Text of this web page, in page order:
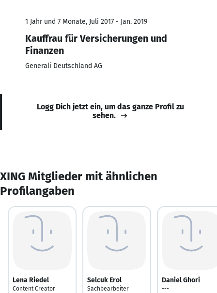
1 Jahr und 7 Monate, Juli 2017 - Jan. 2019
Kauffrau für Versicherungen und
Finanzen
Generali Deutschland AG
Logg Dich jetzt ein, um das ganze Profil zu
sehen.
XING Mitglieder mit ähnlichen
Profilangaben
Lena Riedel
Content Creator
Selcuk Erol
Sachbearbeiter
Daniel Ghori
---